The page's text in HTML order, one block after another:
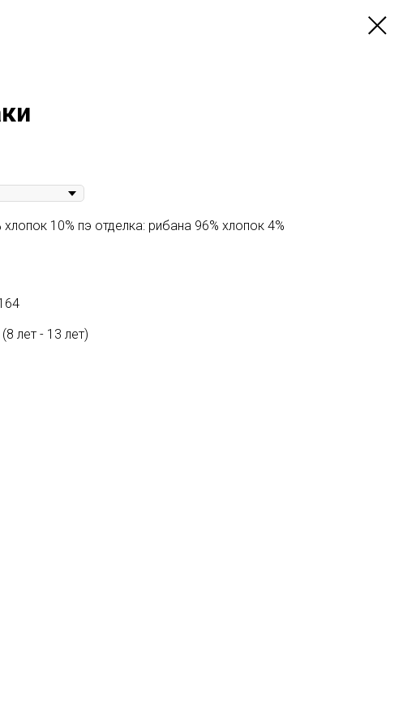
10% пэ отделка: рибана 96% хлопок 4%
лет - 13 лет)